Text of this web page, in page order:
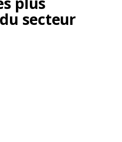
secteur